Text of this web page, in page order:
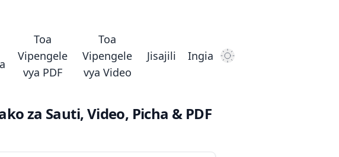
Toa
Vipengele
vya PDF
Toa
Vipengele
vya Video
Jisajili Ingia Dark Mode
za Sauti, Video, Picha & PDF